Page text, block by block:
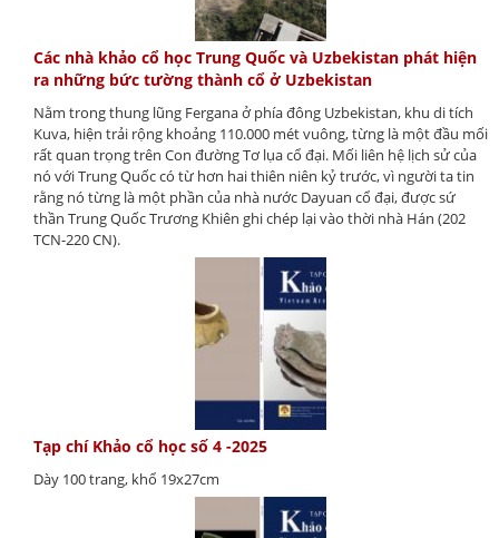
Các nhà khảo cổ học Trung Quốc và Uzbekistan phát hiện
ra những bức tường thành cổ ở Uzbekistan
Nằm trong thung lũng Fergana ở phía đông Uzbekistan, khu di tích
Kuva, hiện trải rộng khoảng 110.000 mét vuông, từng là một đầu mối
rất quan trọng trên Con đường Tơ lụa cổ đại. Mối liên hệ lịch sử của
nó với Trung Quốc có từ hơn hai thiên niên kỷ trước, vì người ta tin
rằng nó từng là một phần của nhà nước Dayuan cổ đại, được sứ
thần Trung Quốc Trương Khiên ghi chép lại vào thời nhà Hán (202
TCN-220 CN).
Tạp chí Khảo cổ học số 4 -2025
Dày 100 trang, khổ 19x27cm